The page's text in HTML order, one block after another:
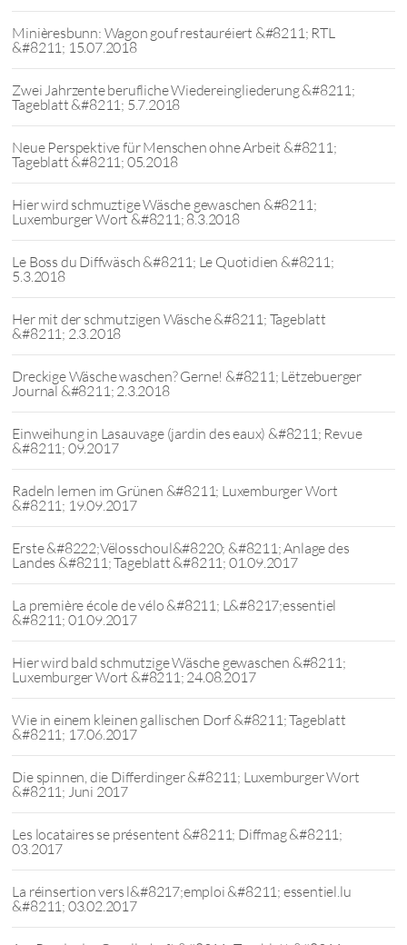
Minièresbunn: Wagon gouf restauréiert &#8211; RTL
&#8211; 15.07.2018
Zwei Jahrzente berufliche Wiedereingliederung &#8211;
Tageblatt &#8211; 5.7.2018
Neue Perspektive für Menschen ohne Arbeit &#8211;
Tageblatt &#8211; 05.2018
Hier wird schmuztige Wäsche gewaschen &#8211;
Luxemburger Wort &#8211; 8.3.2018
Le Boss du Diffwäsch &#8211; Le Quotidien &#8211;
5.3.2018
Her mit der schmutzigen Wäsche &#8211; Tageblatt
&#8211; 2.3.2018
Dreckige Wäsche waschen? Gerne! &#8211; Lëtzebuerger
Journal &#8211; 2.3.2018
Einweihung in Lasauvage (jardin des eaux) &#8211; Revue
&#8211; 09.2017
Radeln lernen im Grünen &#8211; Luxemburger Wort
&#8211; 19.09.2017
Erste &#8222;Vëlosschoul&#8220; &#8211; Anlage des
Landes &#8211; Tageblatt &#8211; 01.09.2017
La première école de vélo &#8211; L&#8217;essentiel
&#8211; 01.09.2017
Hier wird bald schmutzige Wäsche gewaschen &#8211;
Luxemburger Wort &#8211; 24.08.2017
Wie in einem kleinen gallischen Dorf &#8211; Tageblatt
&#8211; 17.06.2017
Die spinnen, die Differdinger &#8211; Luxemburger Wort
&#8211; Juni 2017
Les locataires se présentent &#8211; Diffmag &#8211;
03.2017
La réinsertion vers l&#8217;emploi &#8211; essentiel.lu
&#8211; 03.02.2017